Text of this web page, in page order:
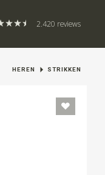
2.420 reviews
HEREN STRIKKEN